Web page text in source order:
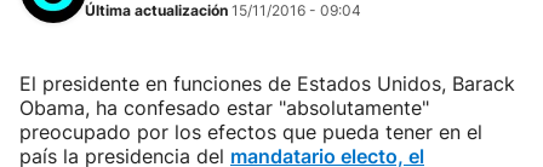
Última actualización 15/11/2016 - 09:04
El presidente en funciones de Estados Unidos, Barack
Obama, ha confesado estar "absolutamente"
preocupado por los efectos que pueda tener en el
país la presidencia del mandatario electo, el